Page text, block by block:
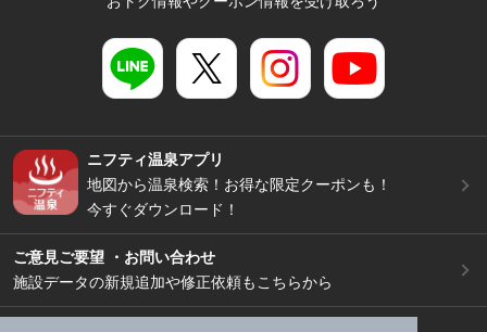
ニフティ温泉アプリ
地図から温泉検索！お得な限定クーポンも！
今すぐダウンロード！
ご意見ご要望 ・お問い合わせ
施設データの新規追加や修正依頼もこちらから